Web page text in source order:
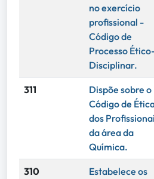
no exercício
profissional -
Código de
Processo
Disciplinar.
311
Dispõe sobre o
Código de
dos
da área da
Química.
310
Estabelece os